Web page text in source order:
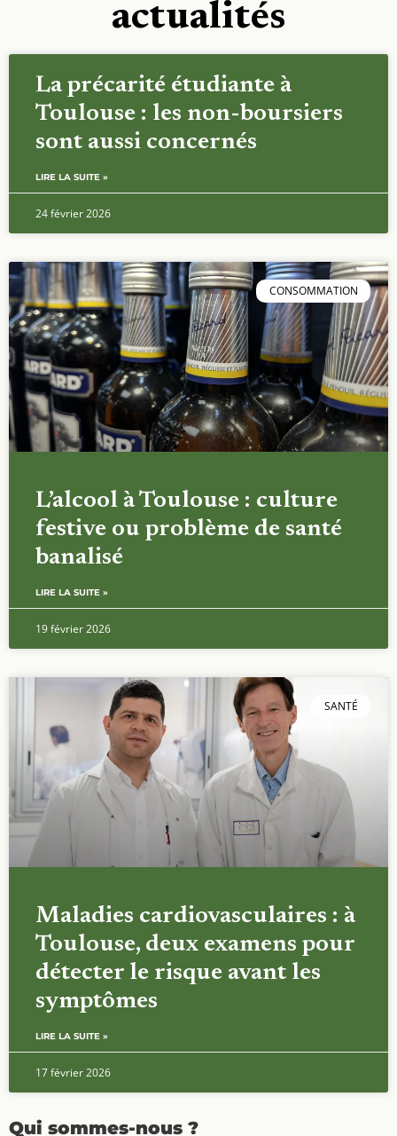
actualités
La précarité étudiante à
Toulouse : les non-boursiers
sont aussi concernés
LIRE LA SUITE »
24 février 2026
CONSOMMATION
L’alcool à Toulouse : culture
festive ou problème de santé
banalisé
LIRE LA SUITE »
19 février 2026
SANTÉ
Maladies cardiovasculaires : à
Toulouse, deux examens pour
détecter le risque avant les
symptômes
LIRE LA SUITE »
17 février 2026
Qui sommes-nous ?